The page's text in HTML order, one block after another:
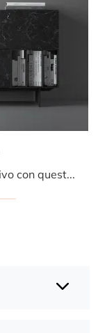
Arreda un soggiorno pratico e operativo con questa madia Madia con Libreria di Caccaro: scopri le più belle Madie in gres.